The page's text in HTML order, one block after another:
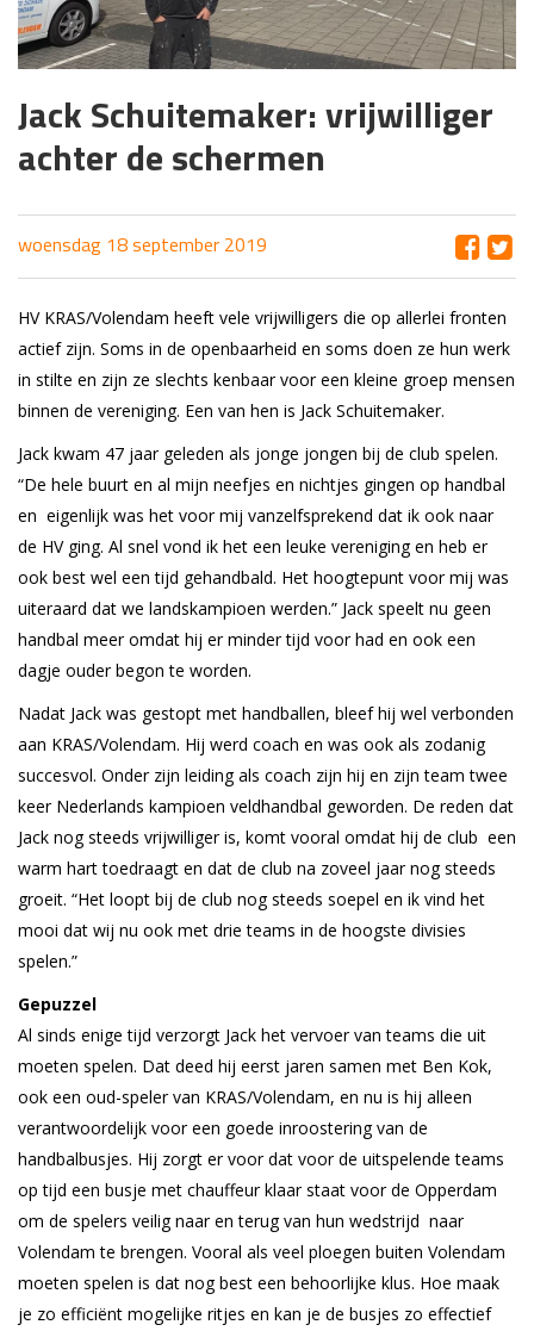
Jack Schuitemaker: vrijwilliger
achter de schermen
woensdag 18 september 2019
HV KRAS/Volendam heeft vele vrijwilligers die op allerlei fronten
actief zijn. Soms in de openbaarheid en soms doen ze hun werk
in stilte en zijn ze slechts kenbaar voor een kleine groep mensen
binnen de vereniging. Een van hen is Jack Schuitemaker.
Jack kwam 47 jaar geleden als jonge jongen bij de club spelen.
“De hele buurt en al mijn neefjes en nichtjes gingen op handbal
en eigenlijk was het voor mij vanzelfsprekend dat ik ook naar
de HV ging. Al snel vond ik het een leuke vereniging en heb er
ook best wel een tijd gehandbald. Het hoogtepunt voor mij was
uiteraard dat we landskampioen werden.” Jack speelt nu geen
handbal meer omdat hij er minder tijd voor had en ook een
dagje ouder begon te worden.
Nadat Jack was gestopt met handballen, bleef hij wel verbonden
aan KRAS/Volendam. Hij werd coach en was ook als zodanig
succesvol. Onder zijn leiding als coach zijn hij en zijn team twee
keer Nederlands kampioen veldhandbal geworden. De reden dat
Jack nog steeds vrijwilliger is, komt vooral omdat hij de club een
warm hart toedraagt en dat de club na zoveel jaar nog steeds
groeit. “Het loopt bij de club nog steeds soepel en ik vind het
mooi dat wij nu ook met drie teams in de hoogste divisies
spelen.”
Gepuzzel
Al sinds enige tijd verzorgt Jack het vervoer van teams die uit
moeten spelen. Dat deed hij eerst jaren samen met Ben Kok,
ook een oud-speler van KRAS/Volendam, en nu is hij alleen
verantwoordelijk voor een goede inroostering van de
handbalbusjes. Hij zorgt er voor dat voor de uitspelende teams
op tijd een busje met chauffeur klaar staat voor de Opperdam
om de spelers veilig naar en terug van hun wedstrijd naar
Volendam te brengen. Vooral als veel ploegen buiten Volendam
moeten spelen is dat nog best een behoorlijke klus. Hoe maak
je zo efficiënt mogelijke ritjes en kan je de busjes zo effectief